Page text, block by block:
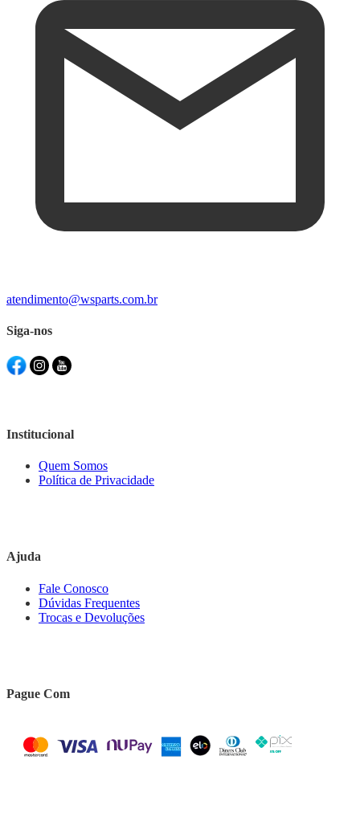
atendimento@wsparts.com.br
Siga-nos
Institucional
Quem Somos
Política de Privacidade
Ajuda
Fale Conosco
Dúvidas Frequentes
Trocas e Devoluções
Pague Com